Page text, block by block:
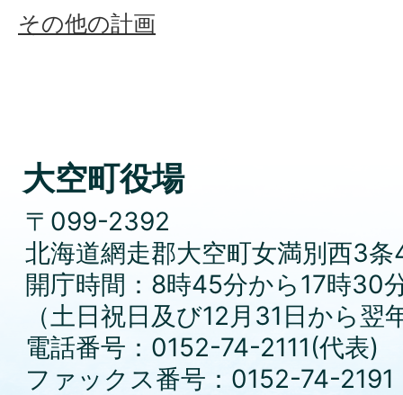
その他の計画
大空町役場
〒099-2392
北海道網走郡大空町女満別西3条
開庁時間：8時45分から17時30
（土日祝日及び12月31日から
電話番号：0152-74-2111(代表)
ファックス番号：0152-74-2191